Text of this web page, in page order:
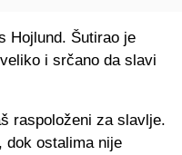
Hojlund. Šutirao je
i srčano da slavi
raspoloženi za slavlje.
dok ostalima nije